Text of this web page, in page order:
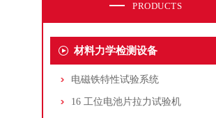
PRODUCTS
材料力学检测设备
电磁铁特性试验系统
16 工位电池片拉力试验机